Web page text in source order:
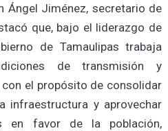
Ángel Jiménez, secretario de
que, bajo el liderazgo de
de Tamaulipas trabaja
de transmisión y
el propósito de consolidar
infraestructura y aprovechar
en favor de la población,